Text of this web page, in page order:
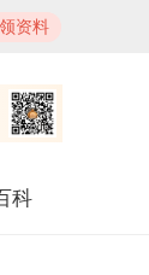
资料
科